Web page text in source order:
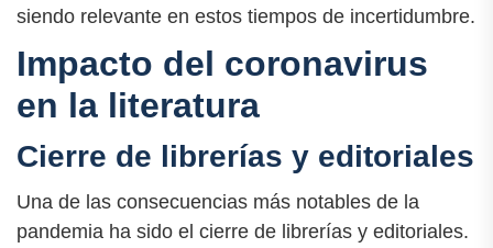
siendo relevante en estos tiempos de incertidumbre.
Impacto del coronavirus
en la literatura
Cierre de librerías y editoriales
Una de las consecuencias más notables de la
pandemia ha sido el cierre de librerías y editoriales.